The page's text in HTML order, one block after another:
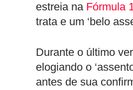
estreia na Fórmula
trata e um ‘belo
Durante o último
elogiando o
antes de sua